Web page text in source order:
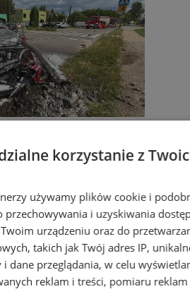
Mysłowicach. Po
zapalił się samochód
korzystanie z
używamy plików cookie i
przechowywania i uzyskiwania
urządzeniu oraz do
takich jak Twój adres IP,
dane przeglądania, w celu
reklam i treści, pomiaru